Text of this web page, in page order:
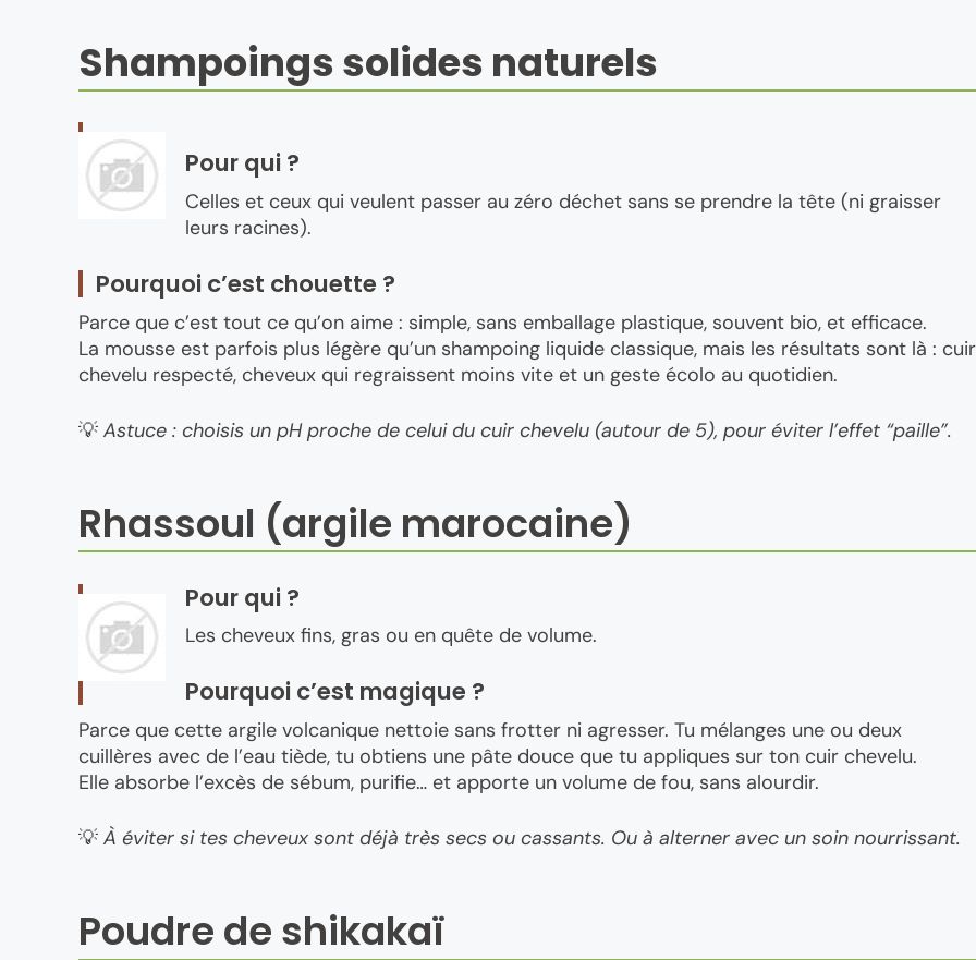
Shampoings solides naturels
Pour qui ?
Celles et ceux qui veulent passer au zéro déchet sans se prendre la tête (ni graisser
leurs racines).
Pourquoi c’est chouette ?
Parce que c’est tout ce qu’on aime : simple, sans emballage plastique, souvent bio, et efficace.
La mousse est parfois plus légère qu’un shampoing liquide classique, mais les résultats sont là : cuir
chevelu respecté, cheveux qui regraissent moins vite et un geste écolo au quotidien.
💡 Astuce : choisis un pH proche de celui du cuir chevelu (autour de 5), pour éviter l’effet “paille”.
Rhassoul (argile marocaine)
Pour qui ?
Les cheveux fins, gras ou en quête de volume.
Pourquoi c’est magique ?
Parce que cette argile volcanique nettoie sans frotter ni agresser. Tu mélanges une ou deux
cuillères avec de l’eau tiède, tu obtiens une pâte douce que tu appliques sur ton cuir chevelu.
Elle absorbe l’excès de sébum, purifie… et apporte un volume de fou, sans alourdir.
💡 À éviter si tes cheveux sont déjà très secs ou cassants. Ou à alterner avec un soin nourrissant.
Poudre de shikakaï